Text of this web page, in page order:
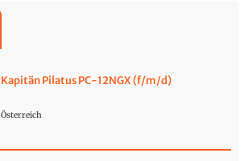
Kapitän Pilatus PC-12NGX (f/m/d)
Österreich